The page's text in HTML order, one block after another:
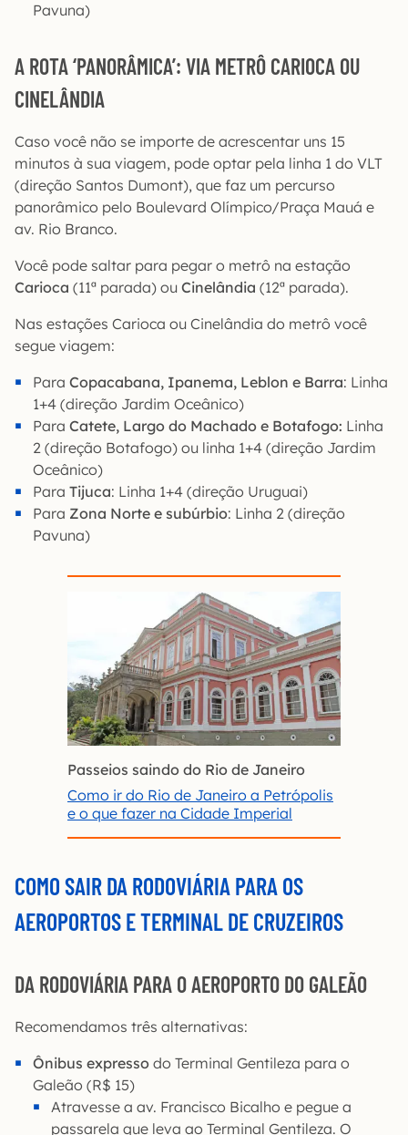
Pavuna)
A ROTA ‘PANORÂMICA’: VIA METRÔ CARIOCA OU
CINELÂNDIA
Caso você não se importe de acrescentar uns 15
minutos à sua viagem, pode optar pela linha 1 do VLT
(direção Santos Dumont), que faz um percurso
panorâmico pelo Boulevard Olímpico/Praça Mauá e
av. Rio Branco.
Você pode saltar para pegar o metrô na estação
Carioca (11ª parada) ou Cinelândia (12ª parada).
Nas estações Carioca ou Cinelândia do metrô você
segue viagem:
Para Copacabana, Ipanema, Leblon e Barra: Linha
1+4 (direção Jardim Oceânico)
Para Catete, Largo do Machado e Botafogo: Linha
2 (direção Botafogo) ou linha 1+4 (direção Jardim
Oceânico)
Para Tijuca: Linha 1+4 (direção Uruguai)
Para Zona Norte e subúrbio: Linha 2 (direção
Pavuna)
Passeios saindo do Rio de Janeiro
Como ir do Rio de Janeiro a Petrópolis
e o que fazer na Cidade Imperial
COMO SAIR DA RODOVIÁRIA PARA OS
AEROPORTOS E TERMINAL DE CRUZEIROS
DA RODOVIÁRIA PARA O AEROPORTO DO GALEÃO
Recomendamos três alternativas:
Ônibus expresso do Terminal Gentileza para o
Galeão (R$ 15)
Atravesse a av. Francisco Bicalho e pegue a
passarela que leva ao Terminal Gentileza. O